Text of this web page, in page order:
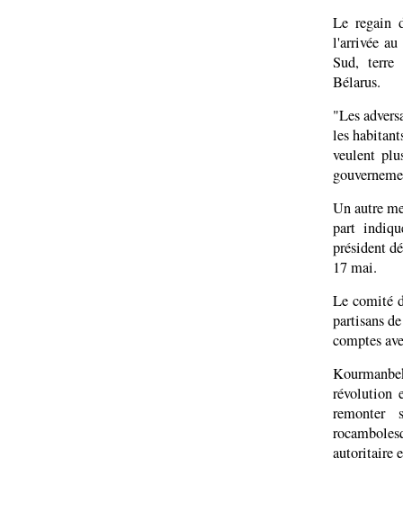
Le regain
l'arrivée
Sud, terre
Bélarus.
"Les
les
veulent
Un autre
part
président
17 mai.
Le comité
partisans
comptes
révolution
remonter
autoritaire